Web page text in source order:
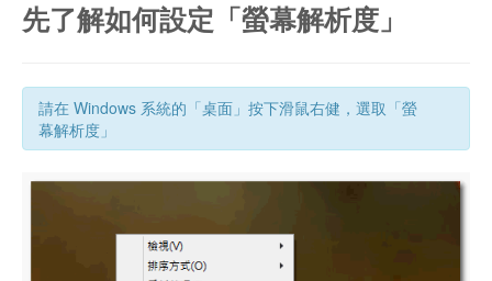
先了解如何設定「螢幕解析度」
請在 Windows 系統的「桌面」按下滑鼠右健，選取「螢
幕解析度」